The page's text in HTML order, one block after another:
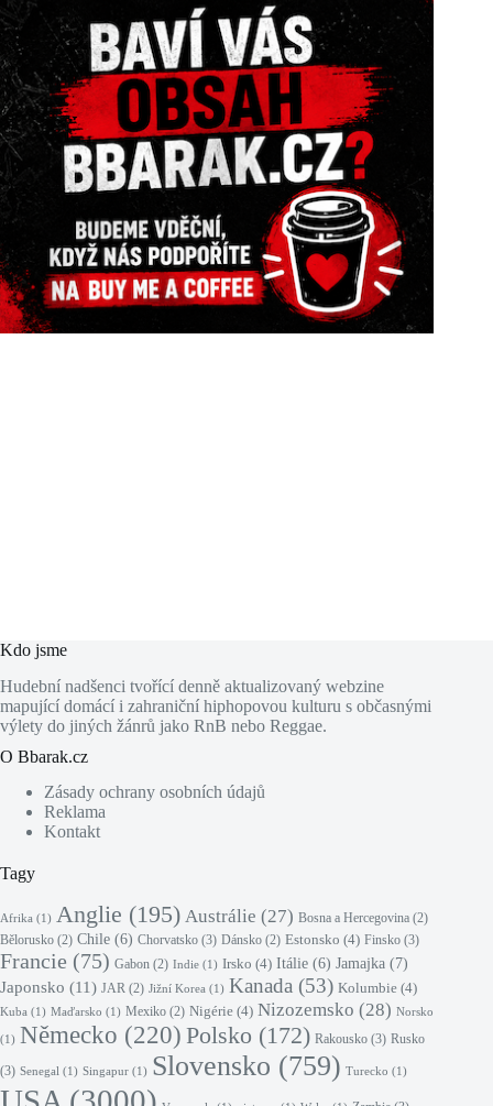
Kdo jsme
Hudební nadšenci tvořící denně aktualizovaný webzine
mapující domácí i zahraniční hiphopovou kulturu s občasnými
výlety do jiných žánrů jako RnB nebo Reggae.
O Bbarak.cz
Zásady ochrany osobních údajů
Reklama
Kontakt
Tagy
Afrika (1) Anglie (195) Austrálie (27) Bosna a Hercegovina (2)
Bělorusko (2) Chile (6) Chorvatsko (3) Dánsko (2) Estonsko (4) Finsko (3)
Francie (75) Gabon (2) Indie (1) Irsko (4) Itálie (6) Jamajka (7)
Japonsko (11) JAR (2) Jižní Korea (1) Kanada (53) Kolumbie (4)
Kuba (1) Maďarsko (1) Mexiko (2) Nigérie (4) Nizozemsko (28) Norsko
(1) Německo (220) Polsko (172) Rakousko (3) Rusko
(3) Senegal (1) Singapur (1) Slovensko (759) Turecko (1)